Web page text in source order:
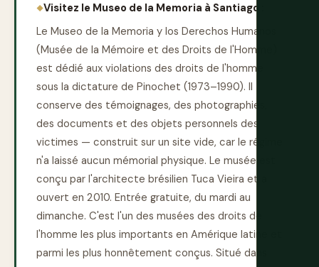
Visitez le Museo de la Memoria à Santiago :
Le Museo de la Memoria y los Derechos Humanos
(Musée de la Mémoire et des Droits de l'Homme)
est dédié aux violations des droits de l'homme
sous la dictature de Pinochet (1973–1990). Il
conserve des témoignages, des photographies,
des documents et des objets personnels des
victimes — construit sur un site vide, car le régime
n'a laissé aucun mémorial physique. Le musée est
conçu par l'architecte brésilien Tuca Vieira et a
ouvert en 2010. Entrée gratuite, du mardi au
dimanche. C'est l'un des musées des droits de
l'homme les plus importants en Amérique latine et
parmi les plus honnêtement conçus. Situé dans